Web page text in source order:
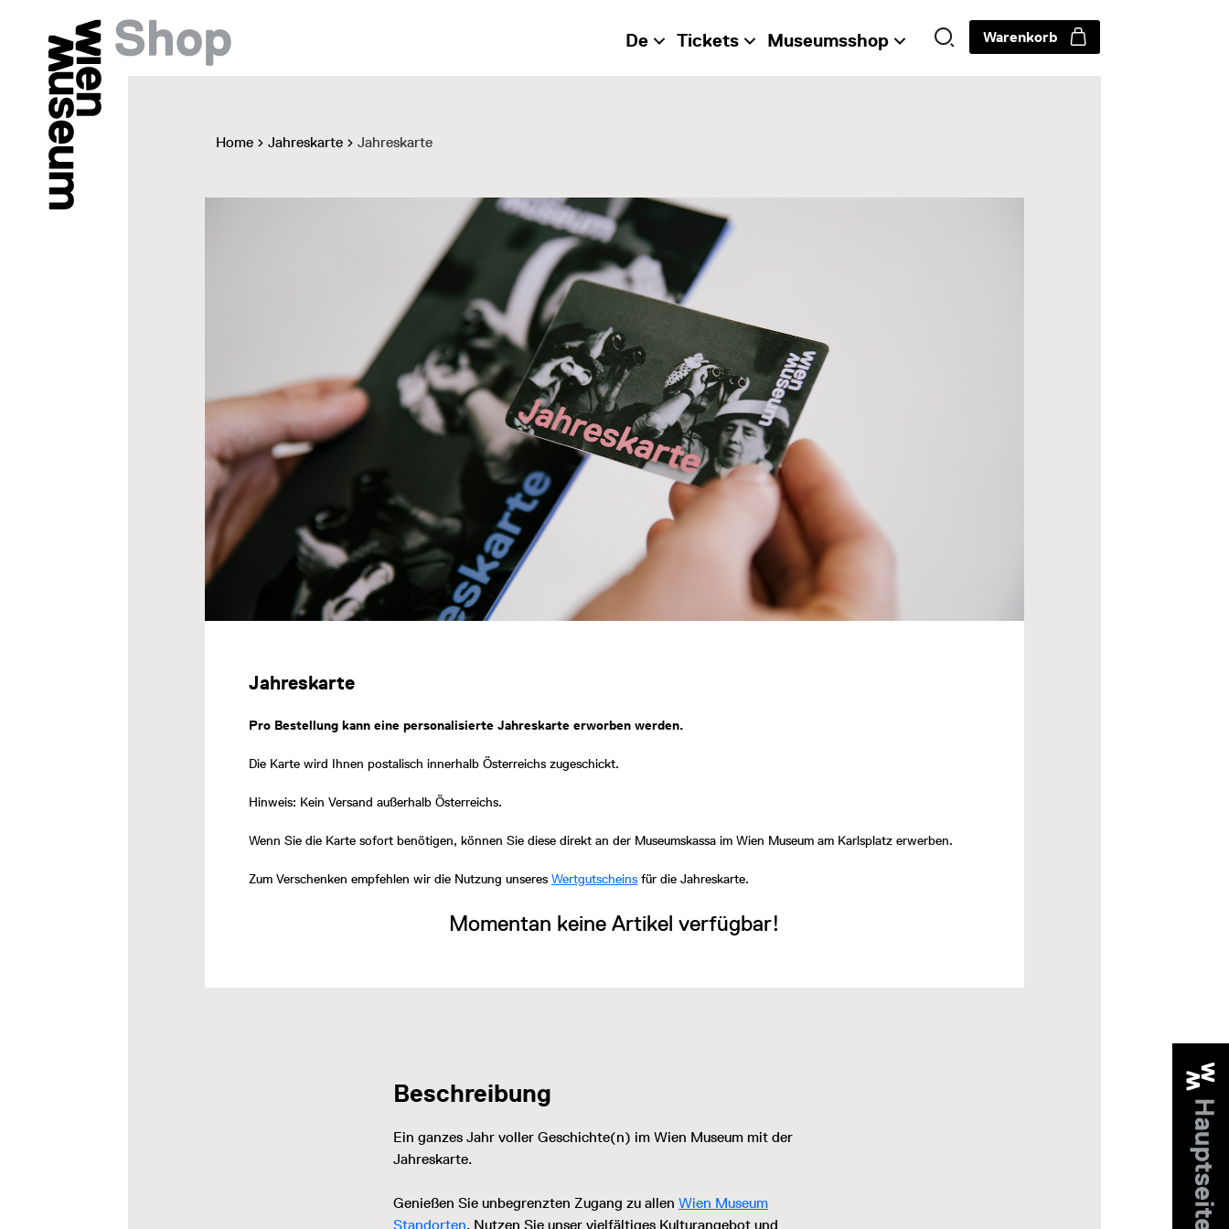
De Tickets Museumsshop Warenkorb
Home Jahreskarte Jahreskarte
Jahreskarte
Pro Bestellung kann eine personalisierte Jahreskarte erworben werden.
Die Karte wird Ihnen postalisch innerhalb Österreichs zugeschickt.
Hinweis: Kein Versand außerhalb Österreichs.
Wenn Sie die Karte sofort benötigen, können Sie diese direkt an der Museumskassa im Wien Museum am Karlsplatz erwerben.
Zum Verschenken empfehlen wir die Nutzung unseres Wertgutscheinsfür die Jahreskarte.
Momentan keine Artikel verfügbar!
Beschreibung
Ein ganzes Jahr voller Geschichte(n) im Wien Museum mit der
Jahreskarte.
Genießen Sie unbegrenzten Zugang zu allen Wien Museum
Standorten. Nutzen Sie unser vielfältiges Kulturangebot und